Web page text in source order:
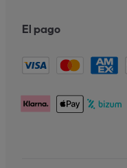
El pago